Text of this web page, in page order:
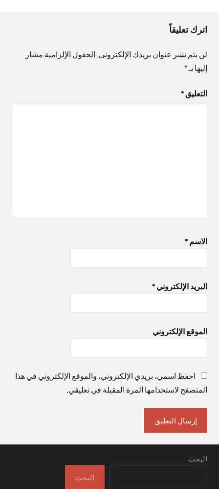
اترك تعليقاً
لن يتم نشر عنوان بريدك الإلكتروني. الحقول الإلزامية مشار
إليها بـ*
التعليق *
الاسم *
البريد الإلكتروني *
الموقع الإلكتروني
احفظ اسمي، بريدي الإلكتروني، والموقع الإلكتروني في هذا
المتصفح لاستخدامها المرة المقبلة في تعليقي.
البحث
البحث